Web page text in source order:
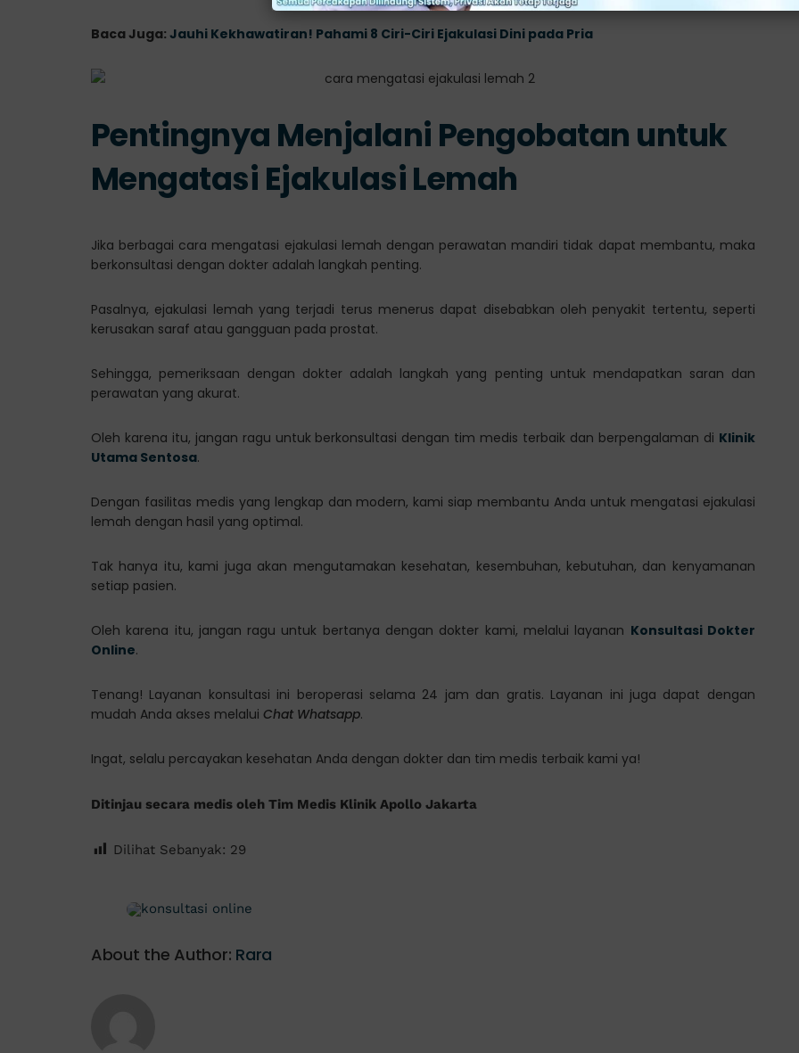
Baca Juga: Jauhi Kekhawatiran! Pahami 8 Ciri-Ciri Ejakulasi Dini pada Pria
Pentingnya Menjalani Pengobatan untuk
Mengatasi Ejakulasi Lemah
Jika berbagai cara mengatasi ejakulasi lemah dengan perawatan mandiri tidak dapat membantu, maka
berkonsultasi dengan dokter adalah langkah penting.
Pasalnya, ejakulasi lemah yang terjadi terus menerus dapat disebabkan oleh penyakit tertentu, seperti
kerusakan saraf atau gangguan pada prostat.
Sehingga, pemeriksaan dengan dokter adalah langkah yang penting untuk mendapatkan saran dan
perawatan yang akurat.
Oleh karena itu, jangan ragu untuk berkonsultasi dengan tim medis terbaik dan berpengalaman di Klinik
Utama Sentosa.
Dengan fasilitas medis yang lengkap dan modern, kami siap membantu Anda untuk mengatasi ejakulasi
lemah dengan hasil yang optimal.
Tak hanya itu, kami juga akan mengutamakan kesehatan, kesembuhan, kebutuhan, dan kenyamanan
setiap pasien.
Oleh karena itu, jangan ragu untuk bertanya dengan dokter kami, melalui layanan Konsultasi Dokter
Online.
Tenang! Layanan konsultasi ini beroperasi selama 24 jam dan gratis. Layanan ini juga dapat dengan
mudah Anda akses melalui Chat Whatsapp.
Ingat, selalu percayakan kesehatan Anda dengan dokter dan tim medis terbaik kami ya!
Ditinjau secara medis oleh Tim Medis Klinik Apollo Jakarta
Dilihat Sebanyak: 29
About the Author: Rara